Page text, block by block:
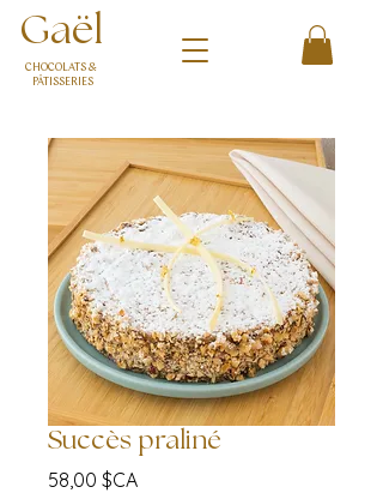
Gaël
CHOCOLATS &
PÂTISSERIES
Succès praliné
58,00 $CAPrix